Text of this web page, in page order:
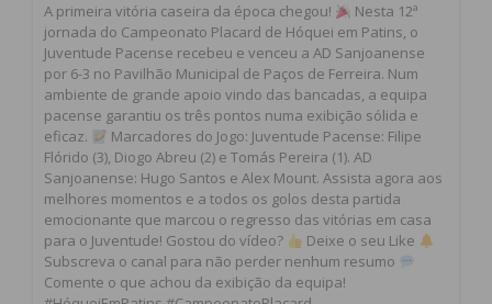
A primeira vitória caseira da época chegou!
Nesta 12ª
jornada do Campeonato Placard de Hóquei em Patins, o
Juventude Pacense recebeu e venceu a AD Sanjoanense
por 6-3 no Pavilhão Municipal de Paços de Ferreira. Num
ambiente de grande apoio vindo das bancadas, a equipa
pacense garantiu os três pontos numa exibição sólida e
eficaz.
Marcadores do Jogo: Juventude Pacense: Filipe
Flórido (3), Diogo Abreu (2) e Tomás Pereira (1). AD
Sanjoanense: Hugo Santos e Alex Mount. Assista agora aos
melhores momentos e a todos os golos desta partida
emocionante que marcou o regresso das vitórias em casa
para o Juventude! Gostou do vídeo?
Deixe o seu Like
Subscreva o canal para não perder nenhum resumo
Comente o que achou da exibição da equipa!